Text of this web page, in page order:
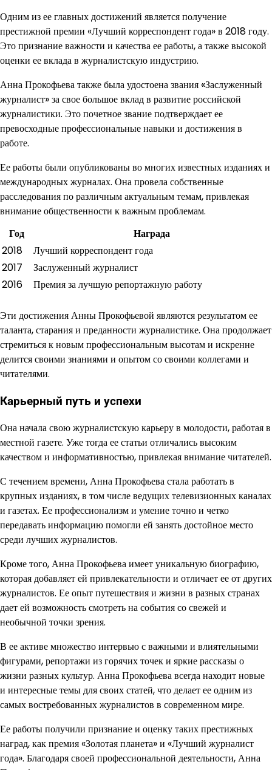
Одним из ее главных достижений является получение
престижной премии «Лучший корреспондент года» в 2018 году.
Это признание важности и качества ее работы, а также высокой
оценки ее вклада в журналистскую индустрию.
Анна Прокофьева также была удостоена звания «Заслуженный
журналист» за свое большое вклад в развитие российской
журналистики. Это почетное звание подтверждает ее
превосходные профессиональные навыки и достижения в
работе.
Ее работы были опубликованы во многих известных изданиях и
международных журналах. Она провела собственные
расследования по различным актуальным темам, привлекая
внимание общественности к важным проблемам.
Год
Награда
2018
Лучший корреспондент года
2017
Заслуженный журналист
2016
Премия за лучшую репортажную работу
Эти достижения Анны Прокофьевой являются результатом ее
таланта, старания и преданности журналистике. Она продолжает
стремиться к новым профессиональным высотам и искренне
делится своими знаниями и опытом со своими коллегами и
читателями.
Карьерный путь и успехи
Она начала свою журналистскую карьеру в молодости, работая в
местной газете. Уже тогда ее статьи отличались высоким
качеством и информативностью, привлекая внимание читателей.
С течением времени, Анна Прокофьева стала работать в
крупных изданиях, в том числе ведущих телевизионных каналах
и газетах. Ее профессионализм и умение точно и четко
передавать информацию помогли ей занять достойное место
среди лучших журналистов.
Кроме того, Анна Прокофьева имеет уникальную биографию,
которая добавляет ей привлекательности и отличает ее от других
журналистов. Ее опыт путешествия и жизни в разных странах
дает ей возможность смотреть на события со свежей и
необычной точки зрения.
В ее активе множество интервью с важными и влиятельными
фигурами, репортажи из горячих точек и яркие рассказы о
жизни разных культур. Анна Прокофьева всегда находит новые
и интересные темы для своих статей, что делает ее одним из
самых востребованных журналистов в современном мире.
Ее работы получили признание и оценку таких престижных
наград, как премия «Золотая планета» и «Лучший журналист
года». Благодаря своей профессиональной деятельности, Анна